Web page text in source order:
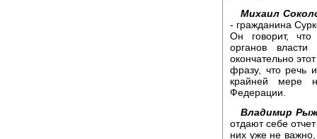
Михаил
- гражданина
Он говорит,
органов
окончательно
фразу, что речь
крайней мере
Федерации.
Владимир
отдают себе
них уже не